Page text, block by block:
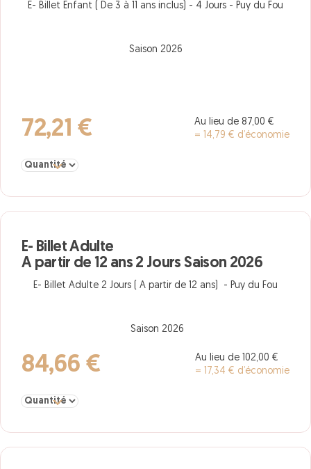
E- Billet Enfant ( De 3 à 11 ans inclus) - 4 Jours - Puy du Fou
Saison 2026
72,21 €
Au lieu de 87,00 €
= 14,79 € d’économie
Sélectionner la quantité pour E- Billet Enfant De 3 à 11 ans 4
E- Billet Adulte
A partir de 12 ans 2 Jours Saison 2026
E- Billet Adulte 2 Jours ( A partir de 12 ans) - Puy du Fou
Saison 2026
84,66 €
Au lieu de 102,00 €
= 17,34 € d’économie
Sélectionner la quantité pour E- Billet Adulte A partir de 12 ans 2